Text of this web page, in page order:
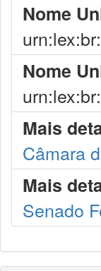
Nome
Nome
Mais
Câmara
Mais
Senado